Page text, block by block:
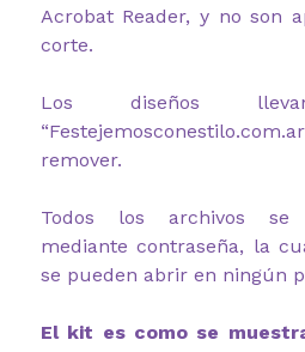
Acrobat Reader, y no son
corte.
Los diseños
remover.
Todos los archivos se
mediante contraseña, la
se pueden abrir en ningún
El kit es como se